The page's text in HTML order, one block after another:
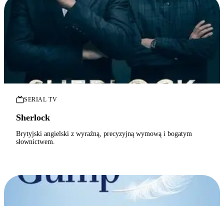
SERIAL TV
Sherlock
Brytyjski angielski z wyraźną, precyzyjną wymową i bogatym
słownictwem.